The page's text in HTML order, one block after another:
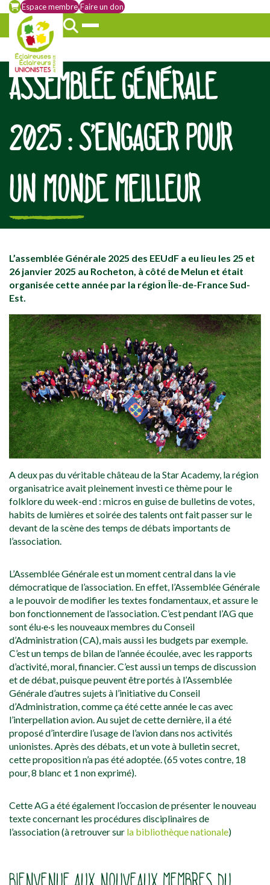
Espace membre Faire un don
ASSEMBLÉE GÉNÉRALE
2025 : S’ENGAGER POUR
UN MONDE MEILLEUR
L’assemblée Générale 2025 des EEUdF a eu lieu les 25 et
26 janvier 2025 au Rocheton, à côté de Melun et était
organisée cette année par la région Île-de-France Sud-
Est.
A deux pas du véritable château de la Star Academy, la région
organisatrice avait pleinement investi ce thème pour le
folklore du week-end : micros en guise de bulletins de votes,
habits de lumières et soirée des talents ont fait passer sur le
devant de la scène des temps de débats importants de
l’association.
L’Assemblée Générale est un moment central dans la vie
démocratique de l’association. En effet, l’Assemblée Générale
a le pouvoir de modifier les textes fondamentaux, et assure le
bon fonctionnement de l’association. C’est pendant l’AG que
sont élu·e·s les nouveaux membres du Conseil
d’Administration (CA), mais aussi les budgets par exemple.
C’est un temps de bilan de l’année écoulée, avec les rapports
d’activité, moral, financier. C’est aussi un temps de discussion
et de débat, puisque peuvent être portés à l’Assemblée
Générale d’autres sujets à l’initiative du Conseil
d’Administration, comme ça été cette année le cas avec
l’interpellation avion. Au sujet de cette dernière, il a été
proposé d’interdire l’usage de l’avion dans nos activités
unionistes. Après des débats, et un vote à bulletin secret,
cette proposition n’a pas été adoptée. (65 votes contre, 18
pour, 8 blanc et 1 non exprimé).
Cette AG a été également l’occasion de présenter le nouveau
texte concernant les procédures disciplinaires de
l’association (à retrouver sur la bibliothèque nationale)